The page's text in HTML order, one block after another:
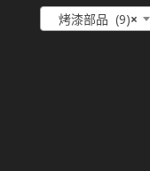
×
烤漆部品 (9)